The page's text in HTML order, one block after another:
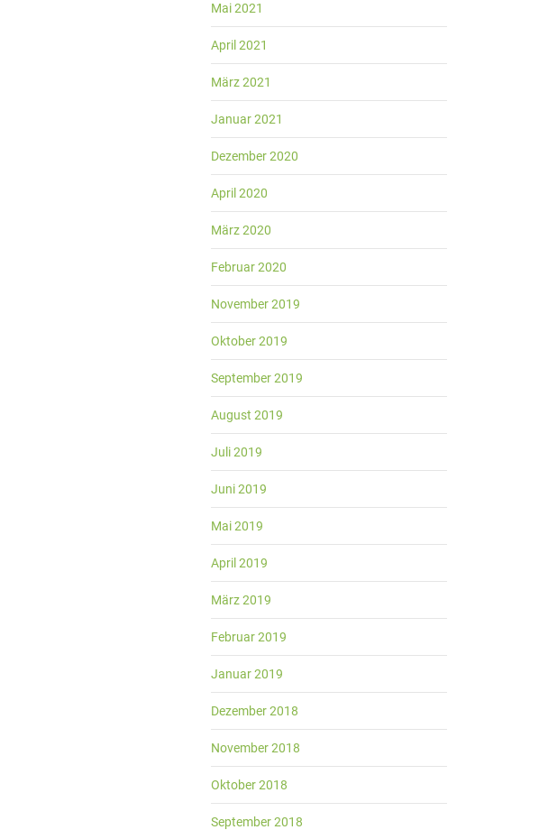
Mai 2021
April 2021
März 2021
Januar 2021
Dezember 2020
April 2020
März 2020
Februar 2020
November 2019
Oktober 2019
September 2019
August 2019
Juli 2019
Juni 2019
Mai 2019
April 2019
März 2019
Februar 2019
Januar 2019
Dezember 2018
November 2018
Oktober 2018
September 2018